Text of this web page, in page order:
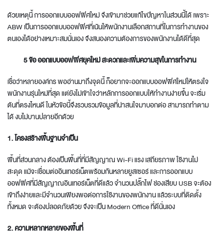
ด้วยเหตุนี้ การออกแบบออฟฟิศใหม่จึงเข้ามาช่วยแก้ไขปัญหาในส่วนนี้ได้ เพราะ
ABW เป็นการออกแบบออฟฟิศที่เน้นให้พนักงานเลือกสถานที่ในการทำงานของ
ตนเองได้อย่างเหมาะสมนั่นเอง จึงสนองความต้องการของพนักงานได้ดีที่สุด
5 ข้อ ออกแบบออฟฟิศยุคใหม่ สะดวกและเพิ่มความสุขในการทำงาน
เชื่อว่าหลายองค์กร พออ่านมาถึงจุดนี้ ก็อยากจะออกแบบออฟฟิศใหม่ให้ตรงใจ
พนักงานรุ่นใหม่ที่สุด แต่ยังไม่เข้าใจว่าหลักการออกแบบให้ทำงานง่ายขึ้น จะเริ่ม
ต้นที่ตรงไหนดี ในหัวข้อนี้จึงรวบรวมข้อมูลที่น่าสนใจมาบอกต่อ สามารถทำตาม
ได้ งบไม่บานปลายอีกด้วย
1. โครงสร้างพื้นฐานจำเป็น
พื้นที่ส่วนกลาง ต้องเป็นพื้นที่ที่มีสัญญาณ Wi-Fi แรง เสถียรภาพ ใช้งานไม่
สะดุด แม้จะเชื่อมต่ออินเทอร์เน็ตพร้อมกันหลายยูสเซอร์ และการออกแบบ
ออฟฟิศที่มีสัญญาณอินเทอร์เน็ตที่ดีแล้ว จำนวนปลั๊กไฟ ช่องเสียบ USB จะต้อง
เข้าถึงง่ายและมีจำนวนเพียงพอต่อการใช้งานของพนักงาน แล้วระบบที่ติดตั้ง
ทั้งหมด จะต้องปลอดภัยด้วย จึงจะเป็นModern Officeที่ดีนั่นเอง
2. ความหลากหลายของพื้นที่